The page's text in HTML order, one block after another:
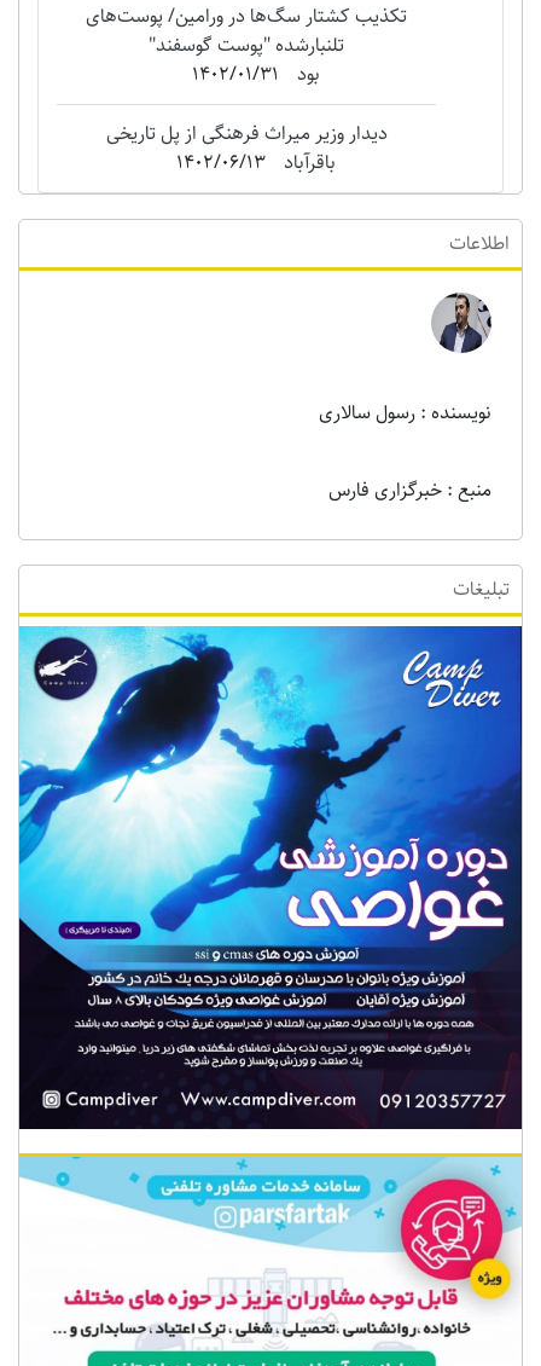
تکذیب کشتار سگ‌ها در ورامین/ پوست‌های
تلنبارشده "‌پوست گوسفند"
بود
1402/01/31
دیدار وزیر میراث فرهنگی از پل تاریخی
باقرآباد
1402/06/13
اطلاعات
نویسنده : رسول سالاری
منبع : خبرگزاری فارس
تبلیغات